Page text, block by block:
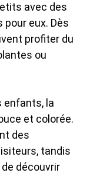
avec des
eux. Dès
profiter du
ou
enfants, la
et colorée.
des
tandis
découvrir